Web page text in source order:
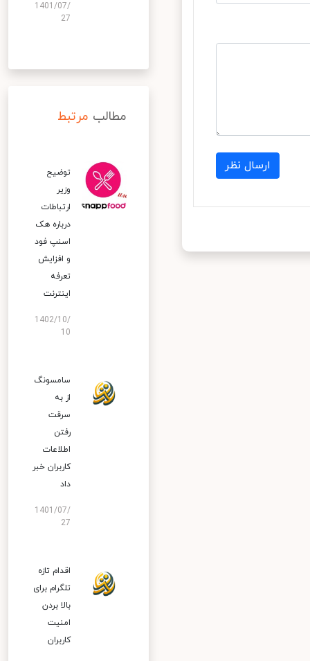
ارسال نظر
1401/07/
27
مطالب مرتبط
توضیح
وزیر
ارتباطات
درباره هک
اسنپ‌ فود
و افزایش
تعرفه
اینترنت
1402/10/
10
سامسونگ
از به
سرقت
رفتن
اطلاعات
کاربران خبر
داد
1401/07/
27
اقدام تازه
تلگرام برای
بالا بردن
امنیت
کاربران